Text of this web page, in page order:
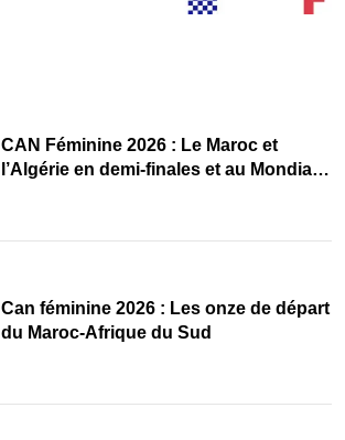
CAN Féminine 2026 : Le Maroc et
l’Algérie en demi-finales et au Mondial
‎Can féminine 2026 : Les onze de départ
du Maroc-Afrique du Sud